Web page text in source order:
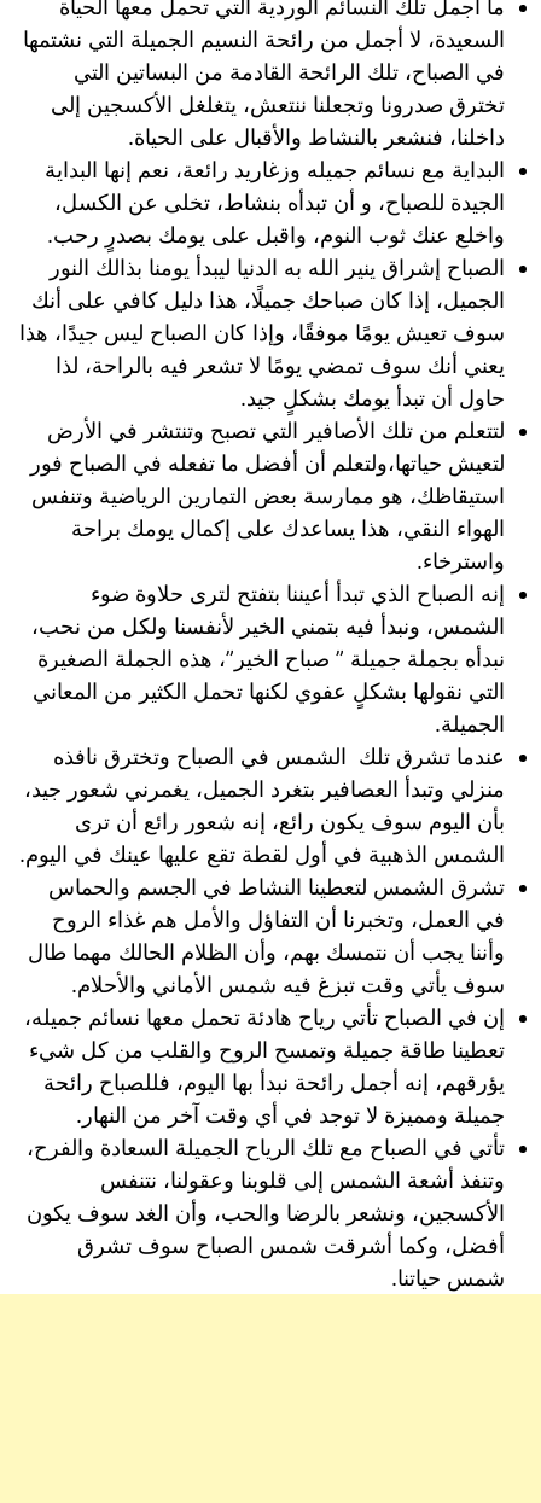
ما أجمل تلك النسائم الوردية التي تحمل معها الحياة
السعيدة، لا أجمل من رائحة النسيم الجميلة التي نشتمها
في الصباح، تلك الرائحة القادمة من البساتين التي
تخترق صدرونا وتجعلنا ننتعش، يتغلغل الأكسجين إلى
داخلنا، فنشعر بالنشاط والأقبال على الحياة.
البداية مع نسائم جميله وزغاريد رائعة، نعم إنها البداية
الجيدة للصباح، و أن تبدأه بنشاط، تخلى عن الكسل،
واخلع عنك ثوب النوم، واقبل على يومك بصدرٍ رحب.
الصباح إشراق ينير الله به الدنيا ليبدأ يومنا بذالك النور
الجميل، إذا كان صباحك جميلًا، هذا دليل كافي على أنك
سوف تعيش يومًا موفقًا، وإذا كان الصباح ليس جيدًا، هذا
يعني أنك سوف تمضي يومًا لا تشعر فيه بالراحة، لذا
حاول أن تبدأ يومك بشكلٍ جيد.
لتتعلم من تلك الأصافير التي تصبح وتنتشر في الأرض
لتعيش حياتها،ولتعلم أن أفضل ما تفعله في الصباح فور
استيقاظك، هو ممارسة بعض التمارين الرياضية وتنفس
الهواء النقي، هذا يساعدك على إكمال يومك براحة
واسترخاء.
إنه الصباح الذي تبدأ أعيننا بتفتح لترى حلاوة ضوء
الشمس، ونبدأ فيه بتمني الخير لأنفسنا ولكل من نحب،
نبدأه بجملة جميلة ” صباح الخير”، هذه الجملة الصغيرة
التي نقولها بشكلٍ عفوي لكنها تحمل الكثير من المعاني
الجميلة.
عندما تشرق تلك الشمس في الصباح وتخترق نافذه
منزلي وتبدأ العصافير بتغرد الجميل، يغمرني شعور جيد،
بأن اليوم سوف يكون رائع، إنه شعور رائع أن ترى
الشمس الذهبية في أول لقطة تقع عليها عينك في اليوم.
تشرق الشمس لتعطينا النشاط في الجسم والحماس
في العمل، وتخبرنا أن التفاؤل والأمل هم غذاء الروح
وأننا يجب أن نتمسك بهم، وأن الظلام الحالك مهما طال
سوف يأتي وقت تبزغ فيه شمس الأماني والأحلام.
إن في الصباح تأتي رياح هادئة تحمل معها نسائم جميله،
تعطينا طاقة جميلة وتمسح الروح والقلب من كل شيء
يؤرقهم، إنه أجمل رائحة نبدأ بها اليوم، فللصباح رائحة
جميلة ومميزة لا توجد في أي وقت آخر من النهار.
تأتي في الصباح مع تلك الرياح الجميلة السعادة والفرح،
وتنفذ أشعة الشمس إلى قلوبنا وعقولنا، نتنفس
الأكسجين، ونشعر بالرضا والحب، وأن الغد سوف يكون
أفضل، وكما أشرقت شمس الصباح سوف تشرق
شمس حياتنا.